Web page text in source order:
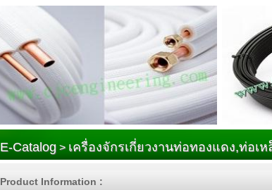
E-Catalog > เครื่องจักรเกี่ยวงานท่อทองแดง,ท่อเ
Product Information :